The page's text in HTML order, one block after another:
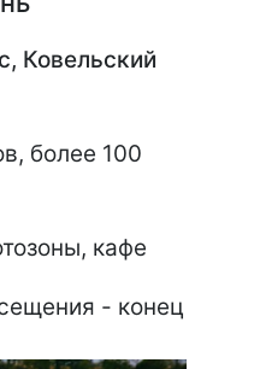
Ковельский
более 100
кафе
- конец